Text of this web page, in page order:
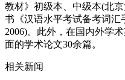
教材》初级本、中级本(北
书《汉语水平考试备考词汇
2006)。此外，在国内外学
面的学术论文30余篇。
相关新闻